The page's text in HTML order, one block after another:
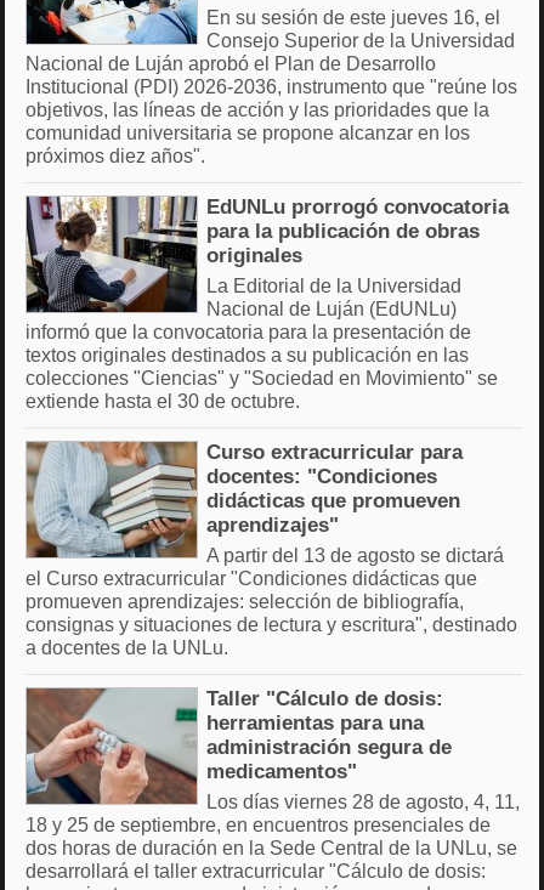
En su sesión de este jueves 16, el
Consejo Superior de la Universidad
Nacional de Luján aprobó el Plan de Desarrollo
Institucional (PDI) 2026-2036, instrumento que "reúne los
objetivos, las líneas de acción y las prioridades que la
comunidad universitaria se propone alcanzar en los
próximos diez años".
EdUNLu prorrogó convocatoria
para la publicación de obras
originales
La Editorial de la Universidad
Nacional de Luján (EdUNLu)
informó que la convocatoria para la presentación de
textos originales destinados a su publicación en las
colecciones "Ciencias" y "Sociedad en Movimiento" se
extiende hasta el 30 de octubre.
Curso extracurricular para
docentes: "Condiciones
didácticas que promueven
aprendizajes"
A partir del 13 de agosto se dictará
el Curso extracurricular "Condiciones didácticas que
promueven aprendizajes: selección de bibliografía,
consignas y situaciones de lectura y escritura", destinado
a docentes de la UNLu.
Taller "Cálculo de dosis:
herramientas para una
administración segura de
medicamentos"
Los días viernes 28 de agosto, 4, 11,
18 y 25 de septiembre, en encuentros presenciales de
dos horas de duración en la Sede Central de la UNLu, se
desarrollará el taller extracurricular "Cálculo de dosis: